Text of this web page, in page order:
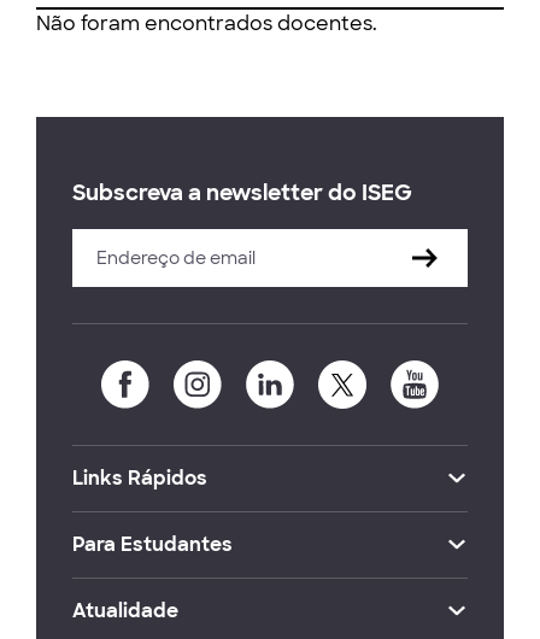
Não foram encontrados docentes.
Subscreva a newsletter do ISEG
Links Rápidos
Para Estudantes
Atualidade